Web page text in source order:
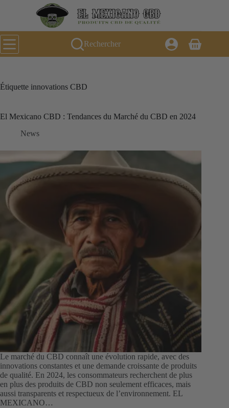
Rechercher
Panier
d’achat
Étiquette innovations CBD
El Mexicano CBD : Tendances du Marché du CBD en 2024
News
Le marché du CBD connaît une évolution rapide, avec des
innovations constantes et une demande croissante de produits
de qualité. En 2024, les consommateurs recherchent de plus
en plus des produits de CBD non seulement efficaces, mais
aussi transparents et respectueux de l’environnement. EL
MEXICANO…